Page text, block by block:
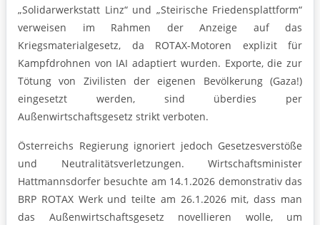
„Solidarwerkstatt Linz“ und „Steirische Friedensplattform“
verweisen im Rahmen der Anzeige auf das
Kriegsmaterialgesetz, da ROTAX-Motoren explizit für
Kampfdrohnen von IAI adaptiert wurden. Exporte, die zur
Tötung von Zivilisten der eigenen Bevölkerung (Gaza!)
eingesetzt werden, sind überdies per
Außenwirtschaftsgesetz strikt verboten.
Österreichs Regierung ignoriert jedoch Gesetzesverstöße
und Neutralitätsverletzungen. Wirtschaftsminister
Hattmannsdorfer besuchte am 14.1.2026 demonstrativ das
BRP ROTAX Werk und teilte am 26.1.2026 mit, dass man
das Außenwirtschaftsgesetz novellieren wolle, um